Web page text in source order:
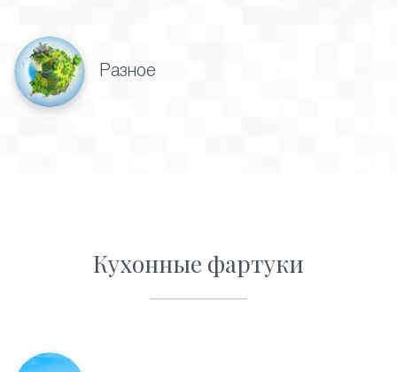
Разное
Кухонные фартуки